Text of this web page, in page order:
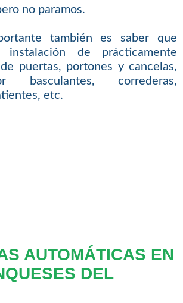
no paramos.
también es saber que
instalación de prácticamente
puertas, portones y cancelas,
basculantes, correderas,
etc.
AUTOMÁTICAS EN
DEL